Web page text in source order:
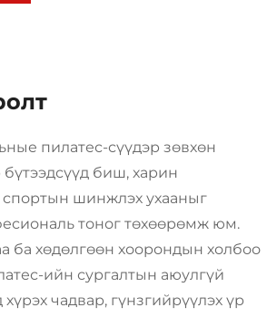
пилатес-сүүдэр зөвхөн
бүтээдсүүд биш, харин
шинжлэх ухааныг
тоног төхөөрөмж юм.
ба хөдөлгөөн хоорондын холбоо
ийн сургалтын аюулгүй
чадвар, гүнзгийрүүлэх үр